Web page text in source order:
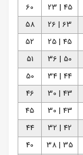
45 | 23
60
63 | 26
58
45 | 25
52
50 | 36
51
44 | 34
50
43 | 30
46
43 | 30
45
42 | 32
44
35 | 38
40